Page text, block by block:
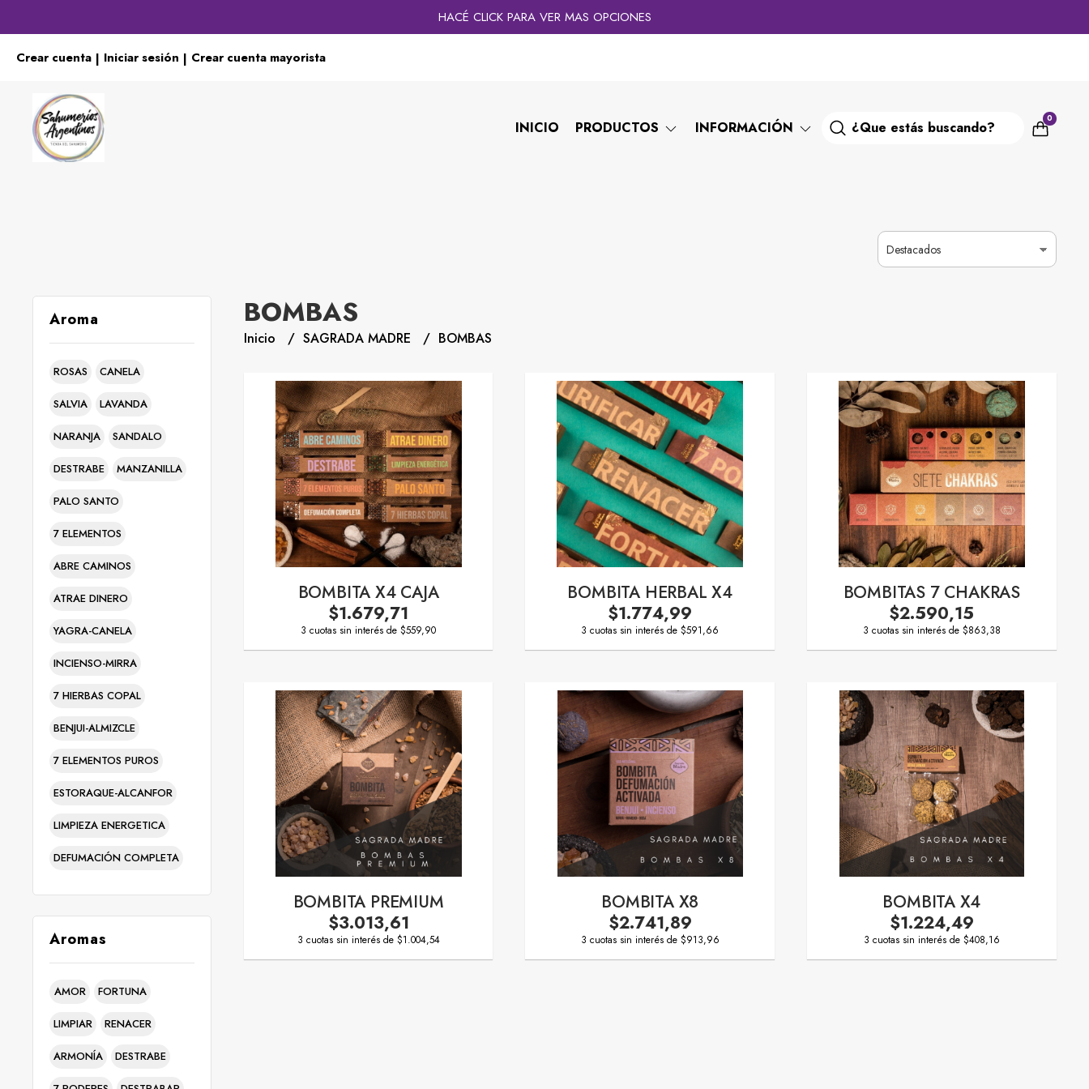
HACÉ CLICK PARA VER MAS OPCIONES
Crear cuenta | Iniciar sesión | Crear cuenta mayorista
INICIO PRODUCTOS INFORMACIÓN 0
Aroma
ROSAS CANELA
SALVIA LAVANDA
NARANJA SANDALO
DESTRABE MANZANILLA
PALO SANTO
7 ELEMENTOS
ABRE CAMINOS
ATRAE DINERO
YAGRA-CANELA
INCIENSO-MIRRA
7 HIERBAS COPAL
BENJUI-ALMIZCLE
7 ELEMENTOS PUROS
ESTORAQUE-ALCANFOR
LIMPIEZA ENERGETICA
DEFUMACIÓN COMPLETA
Aromas
AMOR FORTUNA
LIMPIAR RENACER
ARMONÍA DESTRABE
BOMBAS
Inicio SAGRADA MADRE BOMBAS
BOMBITA X4 CAJA
$1.679,71
3 cuotas sin interés de $559,90
BOMBITA HERBAL X4
$1.774,99
3 cuotas sin interés de $591,66
BOMBITAS 7 CHAKRAS
$2.590,15
3 cuotas sin interés de $863,38
BOMBITA PREMIUM
$3.013,61
3 cuotas sin interés de $1.004,54
BOMBITA X8
$2.741,89
3 cuotas sin interés de $913,96
BOMBITA X4
$1.224,49
3 cuotas sin interés de $408,16